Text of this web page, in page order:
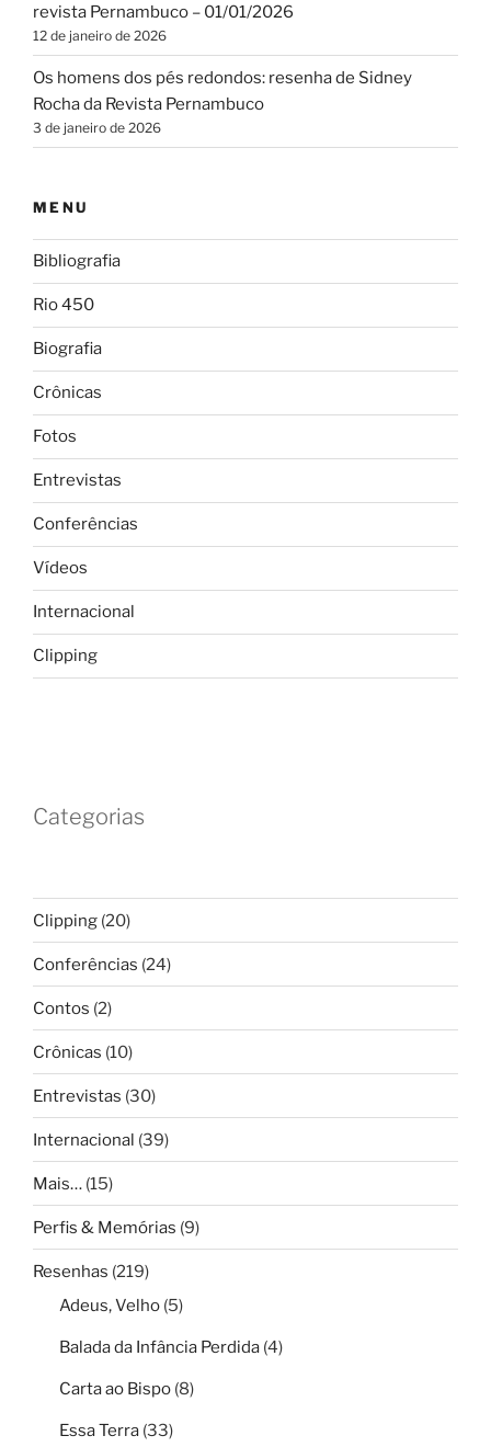
revista Pernambuco – 01/01/2026
12 de janeiro de 2026
Os homens dos pés redondos: resenha de Sidney
Rocha da Revista Pernambuco
3 de janeiro de 2026
MENU
Bibliografia
Rio 450
Biografia
Crônicas
Fotos
Entrevistas
Conferências
Vídeos
Internacional
Clipping
Categorias
Clipping (20)
Conferências (24)
Contos (2)
Crônicas (10)
Entrevistas (30)
Internacional (39)
Mais… (15)
Perfis & Memórias (9)
Resenhas (219)
Adeus, Velho (5)
Balada da Infância Perdida (4)
Carta ao Bispo (8)
Essa Terra (33)